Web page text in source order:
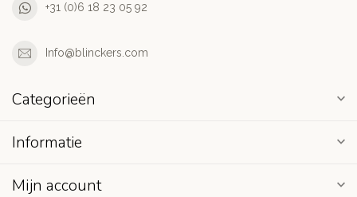
+31 (0)6 18 23 05 92
Info@blinckers.com
Categorieën
Informatie
Mijn account